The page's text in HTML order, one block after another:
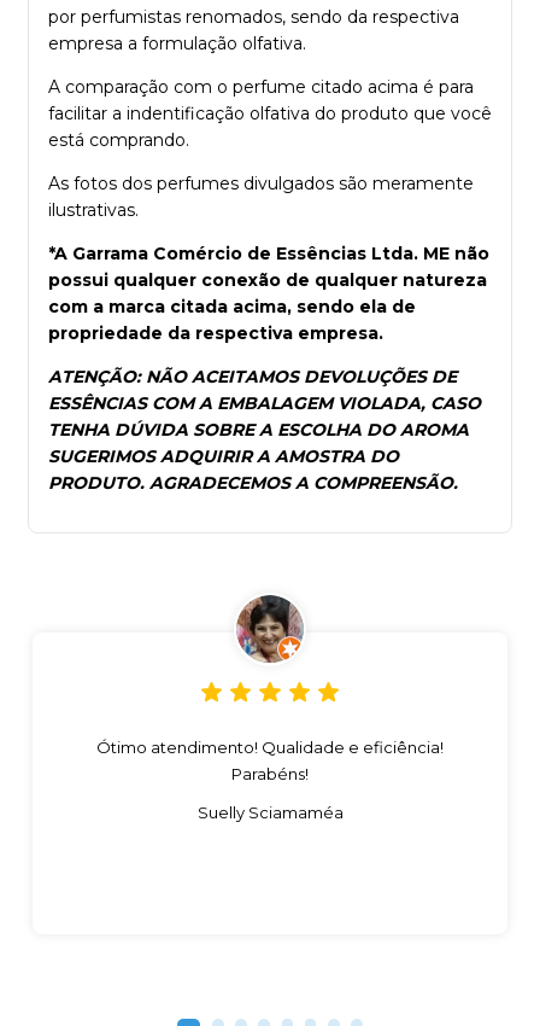
por perfumistas renomados, sendo da respectiva
empresa a formulação olfativa.
A comparação com o perfume citado acima é para
facilitar a indentificação olfativa do produto que você
está comprando.
As fotos dos perfumes divulgados são meramente
ilustrativas.
*A Garrama Comércio de Essências Ltda. ME não
possui qualquer conexão de qualquer natureza
com a marca citada acima, sendo ela de
propriedade da respectiva empresa.
ATENÇÃO: NÃO ACEITAMOS DEVOLUÇÕES DE
ESSÊNCIAS COM A EMBALAGEM VIOLADA, CASO
TENHA DÚVIDA SOBRE A ESCOLHA DO AROMA
SUGERIMOS ADQUIRIR A AMOSTRA DO
PRODUTO. AGRADECEMOS A COMPREENSÃO.
Ótimo atendimento! Qualidade e eficiência!
Parabéns!
Suelly Sciamaméa